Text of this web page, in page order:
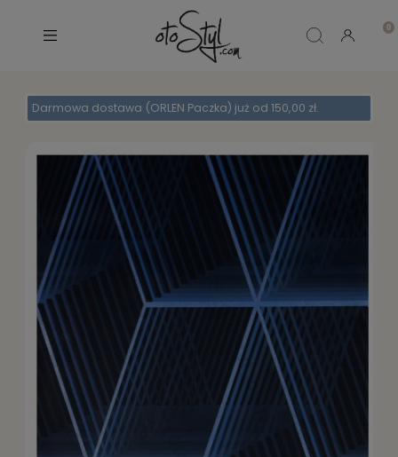
Darmowa dostawa (ORLEN Paczka) już od 150,00 zł.